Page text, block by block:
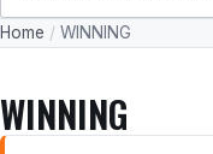
และ
Home / WINNING
WINNING